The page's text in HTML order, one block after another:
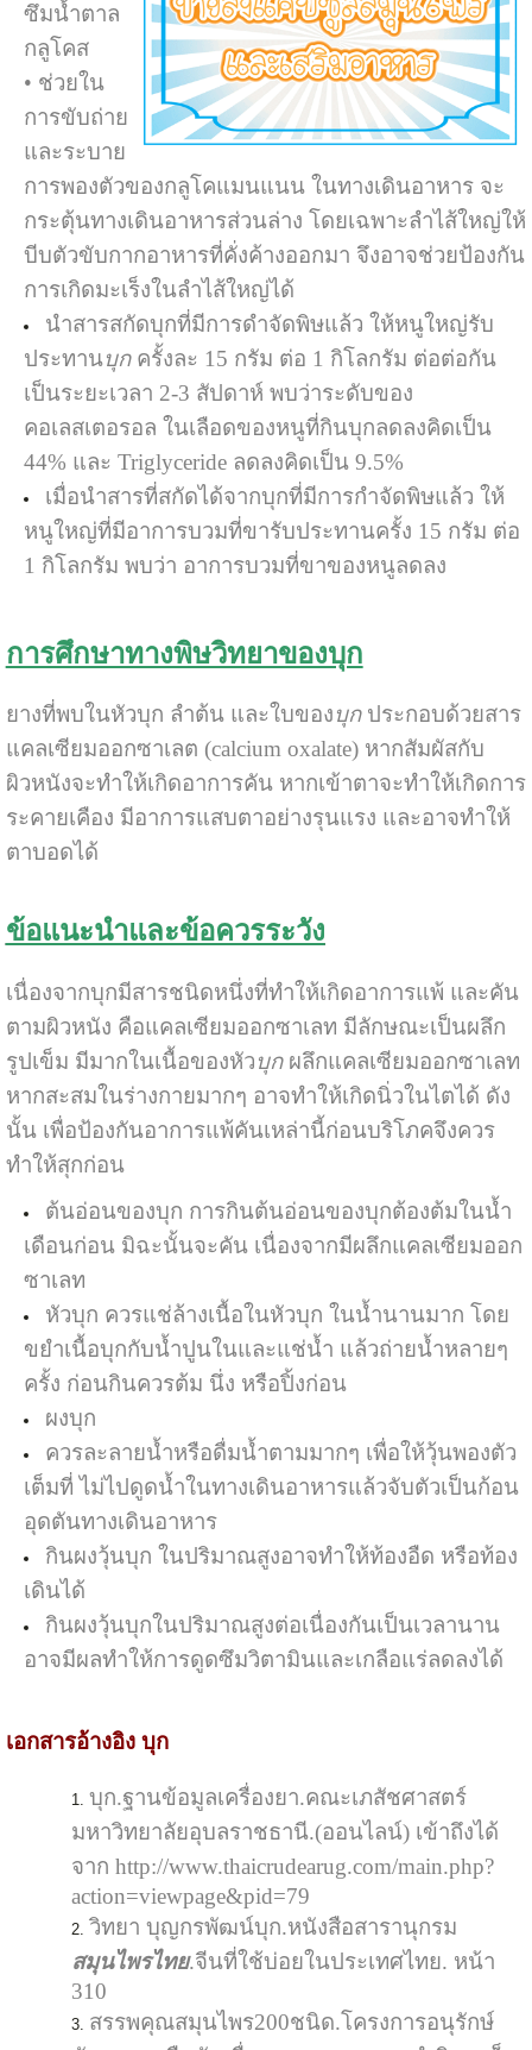
ซึมน้ำตาล
กลูโคส
• ช่วยใน
การขับถ่าย
และระบาย
การพองตัวของกลูโคแมนแนน ในทางเดินอาหาร จะ
กระตุ้นทางเดินอาหารส่วนล่าง โดยเฉพาะลำไส้ใหญ่ให้
บีบตัวขับกากอาหารที่คั่งค้างออกมา จึงอาจช่วยป้องกัน
การเกิดมะเร็งในลำไส้ใหญ่ได้
นำสารสกัดบุกที่มีการดำจัดพิษแล้ว ให้หนูใหญ่รับ
ประทานบุกครั้งละ 15 กรัม ต่อ 1 กิโลกรัม ต่อต่อกัน
เป็นระยะเวลา 2-3 สัปดาห์ พบว่าระดับของ
คอเลสเตอรอล ในเลือดของหนูที่กินบุกลดลงคิดเป็น
44% และ Triglyceride ลดลงคิดเป็น 9.5%
เมื่อนำสารที่สกัดได้จากบุกที่มีการกำจัดพิษแล้ว ให้
หนูใหญ่ที่มีอาการบวมที่ขารับประทานครั้ง 15 กรัม ต่อ
1 กิโลกรัม พบว่า อาการบวมที่ขาของหนูลดลง
การศึกษาทางพิษวิทยาของบุก
ยางที่พบในหัวบุก ลำต้น และใบของบุกประกอบด้วยสาร
แคลเซียมออกซาเลต (calcium oxalate) หากสัมผัสกับ
ผิวหนังจะทำให้เกิดอาการคัน หากเข้าตาจะทำให้เกิดการ
ระคายเคือง มีอาการแสบตาอย่างรุนแรง และอาจทำให้
ตาบอดได้
ข้อแนะนำและข้อควรระวัง
เนื่องจากบุกมีสารชนิดหนึ่งที่ทำให้เกิดอาการแพ้ และคัน
ตามผิวหนัง คือแคลเซียมออกซาเลท มีลักษณะเป็นผลึก
รูปเข็ม มีมากในเนื้อของหัวบุกผลึกแคลเซียมออกซาเลท
หากสะสมในร่างกายมากๆ อาจทำให้เกิดนิ่วในไตได้ ดัง
นั้น เพื่อป้องกันอาการแพ้คันเหล่านี้ก่อนบริโภคจึงควร
ทำให้สุกก่อน
ต้นอ่อนของบุก การกินต้นอ่อนของบุกต้องต้มในน้ำ
เดือนก่อน มิฉะนั้นจะคัน เนื่องจากมีผลึกแคลเซียมออก
ซาเลท
หัวบุก ควรแช่ล้างเนื้อในหัวบุก ในน้ำนานมาก โดย
ขยำเนื้อบุกกับน้ำปูนในและแช่น้ำ แล้วถ่ายน้ำหลายๆ
ครั้ง ก่อนกินควรต้ม นึ่ง หรือปิ้งก่อน
ผงบุก
ควรละลายน้ำหรือดื่มน้ำตามมากๆ เพื่อให้วุ้นพองตัว
เต็มที่ ไม่ไปดูดน้ำในทางเดินอาหารแล้วจับตัวเป็นก้อน
อุดตันทางเดินอาหาร
กินผงวุ้นบุก ในปริมาณสูงอาจทำให้ท้องอืด หรือท้อง
เดินได้
กินผงวุ้นบุกในปริมาณสูงต่อเนื่องกันเป็นเวลานาน
อาจมีผลทำให้การดูดซึมวิตามินและเกลือแร่ลดลงได้
เอกสารอ้างอิง บุก
บุก.ฐานข้อมูลเครื่องยา.คณะเภสัชศาสตร์
มหาวิทยาลัยอุบลราชธานี.(ออนไลน์) เข้าถึงได้
จาก http://www.thaicrudearug.com/main.php?
action=viewpage&pid=79
วิทยา บุญกรพัฒน์บุก.หนังสือสารานุกรม
สมุนไพรไทย.จีนที่ใช้บ่อยในประเทศไทย. หน้า
310
สรรพคุณสมุนไพร200ชนิด.โครงการอนุรักษ์